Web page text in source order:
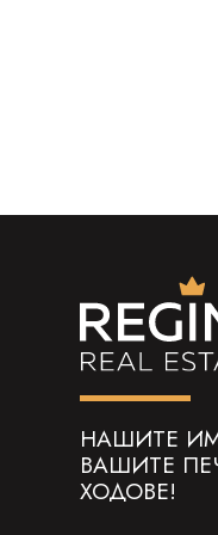
НАШИТЕ
ВАШИТЕ
ХОДОВЕ!